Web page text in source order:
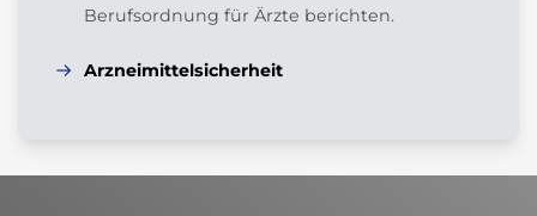
Berufsordnung für Ärzte berichten.
Arzneimittelsicherheit